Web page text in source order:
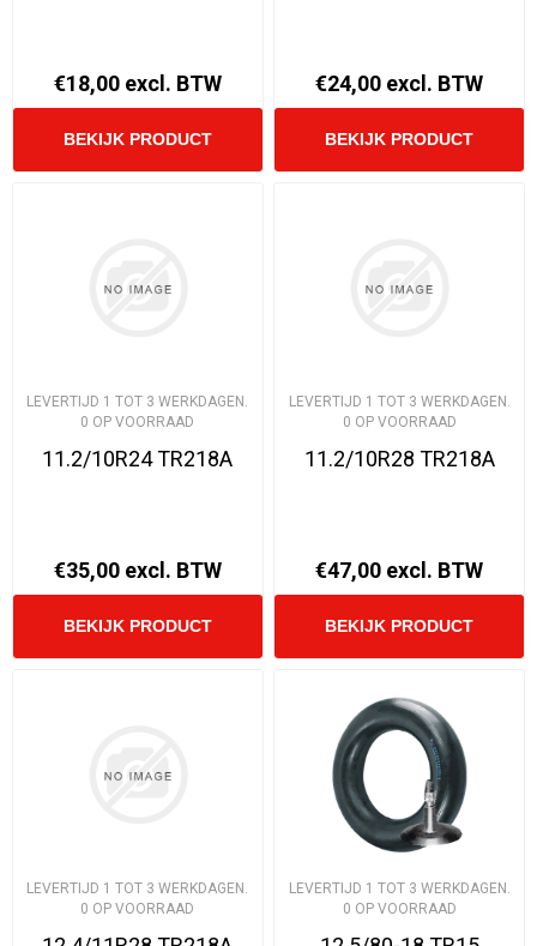
€18,00 excl. BTW €24,00 excl. BTW
LEVERTIJD 1 TOT 3 WERKDAGEN.
0 OP VOORRAAD
11.2/10R24 TR218A
€35,00 excl. BTW
LEVERTIJD 1 TOT 3 WERKDAGEN.
0 OP VOORRAAD
11.2/10R28 TR218A
€47,00 excl. BTW
LEVERTIJD 1 TOT 3 WERKDAGEN.
0 OP VOORRAAD
LEVERTIJD 1 TOT 3 WERKDAGEN.
0 OP VOORRAAD